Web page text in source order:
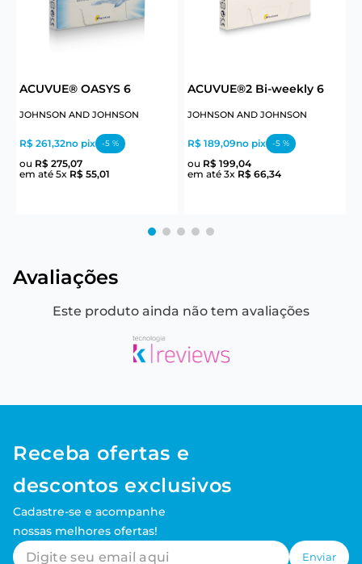
ACUVUE® OASYS 6
JOHNSON AND JOHNSON
R$ 261,32no pix -5 %
ou R$ 275,07
em até 5x R$ 55,01
ACUVUE®2 Bi-weekly 6
JOHNSON AND JOHNSON
R$ 189,09no pix -5 %
ou R$ 199,04
em até 3x R$ 66,34
Avaliações
Este produto ainda não tem avaliações
Receba ofertas e
descontos exclusivos
Cadastre-se e acompanhe
nossas melhores ofertas!
Enviar